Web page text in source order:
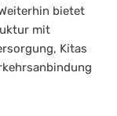
bietet
mit
Kitas